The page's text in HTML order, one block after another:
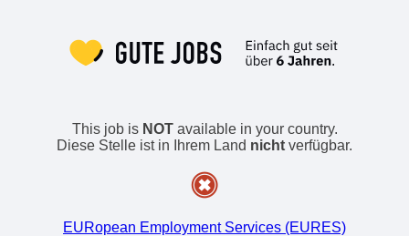
This job is NOTavailable in your country.
Diese Stelle ist in Ihrem Land nicht verfügbar.
EURopean Employment Services (EURES)